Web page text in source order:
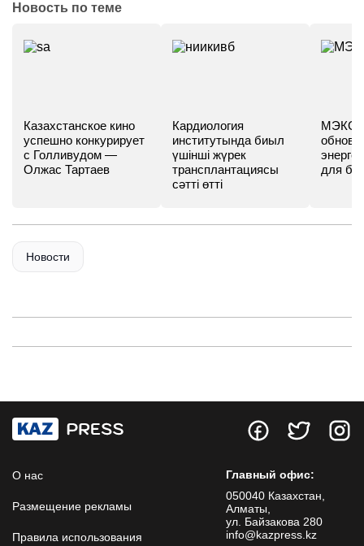
Новость по теме
Казахстанское кино
успешно конкурирует
с Голливудом —
Олжас Тартаев
Кардиология
институтында биыл
үшінші жүрек
трансплантациясы
сәтті өтті
МЭКС -
для
Новости
О нас
Размещение рекламы
Правила использования
Главный офис:
050040 Казахстан,
Алматы,
ул. Байзакова 280
info@kazpress.kz